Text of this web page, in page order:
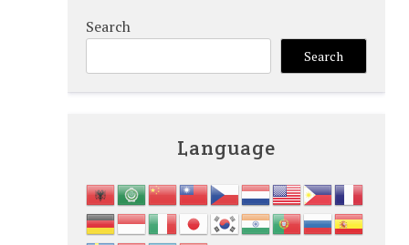
Search
Search
Language